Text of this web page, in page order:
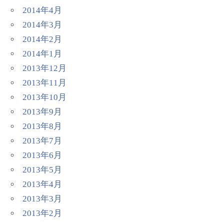
2014年4月
2014年3月
2014年2月
2014年1月
2013年12月
2013年11月
2013年10月
2013年9月
2013年8月
2013年7月
2013年6月
2013年5月
2013年4月
2013年3月
2013年2月